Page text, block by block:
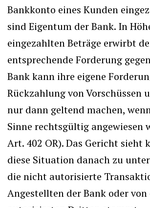
Bankkonto eines Kunden
sind Eigentum der Bank. In
eingezahlten Beträge erwirbt
entsprechende Forderung
Bank kann ihre eigene
Rückzahlung von Vorschüssen
nur dann geltend machen,
Sinne rechtsgültig angewiesen
Art. 402 OR). Das Gericht sieht
diese Situation danach zu
die nicht autorisierte
Angestellten der Bank oder